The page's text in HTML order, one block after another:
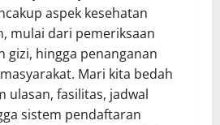
aspek kesehatan
mulai dari pemeriksaan
gizi, hingga penanganan
Mari kita bedah
ulasan, fasilitas, jadwal
sistem pendaftaran